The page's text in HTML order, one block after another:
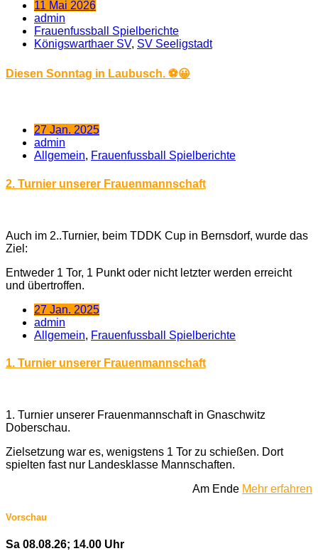
11 Mai 2026
admin
Frauenfussball Spielberichte
Königswarthaer SV, SV Seeligstadt
Diesen Sonntag in Laubusch. ⚽😀
27 Jan. 2025
admin
Allgemein, Frauenfussball Spielberichte
2. Turnier unserer Frauenmannschaft
Auch im 2..Turnier, beim TDDK Cup in Bernsdorf, wurde das
Ziel:
Entweder 1 Tor, 1 Punkt oder nicht letzter werden erreicht
und übertroffen.
27 Jan. 2025
admin
Allgemein, Frauenfussball Spielberichte
1. Turnier unserer Frauenmannschaft
1. Turnier unserer Frauenmannschaft in Gnaschwitz
Doberschau.
Zielsetzung war es, wenigstens 1 Tor zu schießen. Dort
spielten fast nur Landesklasse Mannschaften.
Am Ende Mehr erfahren
Vorschau
Sa 08.08.26; 14.00 Uhr